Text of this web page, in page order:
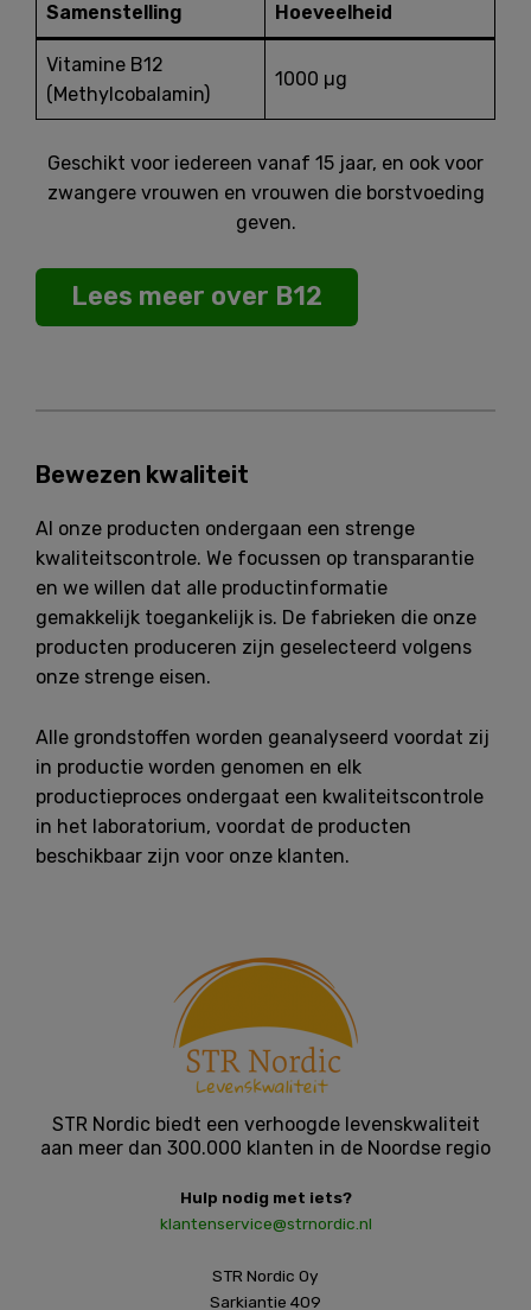
Samenstelling Hoeveelheid
Vitamine B12
(Methylcobalamin)
1000 µg
Geschikt voor iedereen vanaf 15 jaar, en ook voor
zwangere vrouwen en vrouwen die borstvoeding
geven.
Lees meer over B12
Bewezen kwaliteit
Al onze producten ondergaan een strenge
kwaliteitscontrole. We focussen op transparantie
en we willen dat alle productinformatie
gemakkelijk toegankelijk is. De fabrieken die onze
producten produceren zijn geselecteerd volgens
onze strenge eisen.
Alle grondstoffen worden geanalyseerd voordat zij
in productie worden genomen en elk
productieproces ondergaat een kwaliteitscontrole
in het laboratorium, voordat de producten
beschikbaar zijn voor onze klanten.
STR Nordic biedt een verhoogde levenskwaliteit
aan meer dan 300.000 klanten in de Noordse regio
Hulp nodig met iets?
klantenservice@strnordic.nl
STR Nordic Oy
Sarkiantie 409